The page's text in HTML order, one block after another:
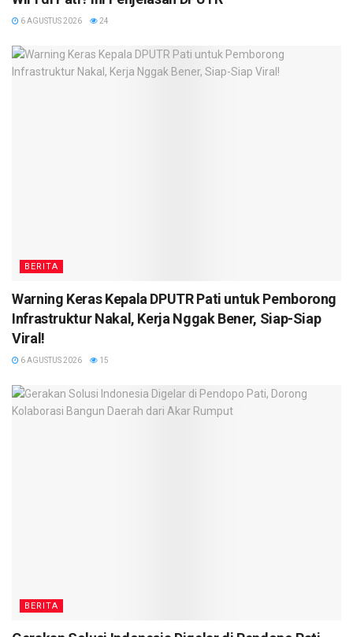
6 AGUSTUS 2026 24
BERITA
Warning Keras Kepala DPUTR Pati untuk Pemborong
Infrastruktur Nakal, Kerja Nggak Bener, Siap-Siap
Viral!
6 AGUSTUS 2026 15
BERITA